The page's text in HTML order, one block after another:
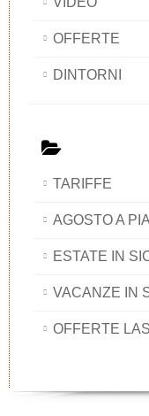
OFFERTE
DINTORNI
TARIFFE
AGOSTO A
ESTATE IN
VACANZE IN
OFFERTE